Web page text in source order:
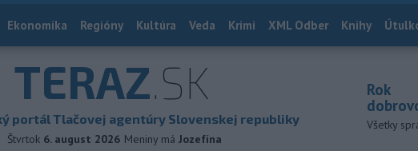
Ekonomika Regióny Kultúra Veda Krimi XML Odber Knihy
TERAZ.SK
portál Tlačovej agentúry Slovenskej republiky
Štvrtok 6. august 2026 Meniny má Jozefína
Rok
Všetky